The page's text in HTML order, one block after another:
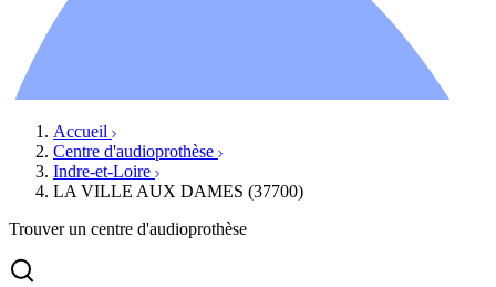
Évènements
Accueil
Centre d'audioprothèse
Indre-et-Loire
LA VILLE AUX DAMES (37700)
Trouver un centre d'audioprothèse